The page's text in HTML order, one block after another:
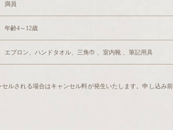
満員
年齢4～12歳
エプロン、ハンドタオル、三角巾 、室内靴 、筆記用具
ルされる場合はキャンセル料が発生いたします。申し込み